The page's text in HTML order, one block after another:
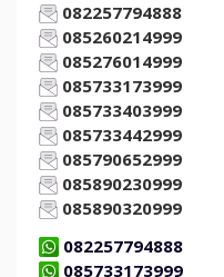
082257794888
085260214999
085276014999
085733173999
085733403999
085733442999
085790652999
085890230999
085890320999
082257794888
085733173999